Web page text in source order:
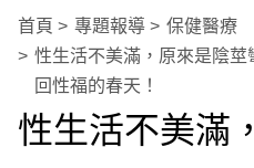
首頁 專題報導
保健醫療
性生活不美滿，原來是陰
回性福的春天！
性生活不美滿